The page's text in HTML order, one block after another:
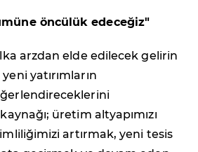
öncülük edeceğiz"
arzdan elde edilecek gelirin
yatırımların
üretim altyapımızı
artırmak, yeni tesis